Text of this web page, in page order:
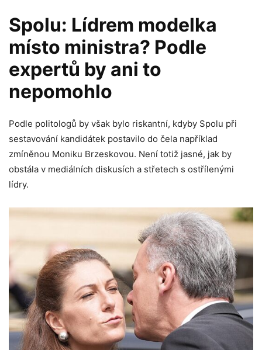
Spolu: Lídrem modelka
místo ministra? Podle
expertů by ani to
nepomohlo
Podle politologů by však bylo riskantní, kdyby Spolu při
sestavování kandidátek postavilo do čela například
zmíněnou Moniku Brzeskovou. Není totiž jasné, jak by
obstála v mediálních diskusích a střetech s ostřílenými
lídry.